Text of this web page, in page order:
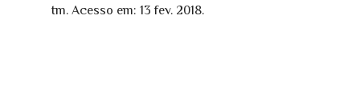
tm. Acesso em: 13 fev. 2018.